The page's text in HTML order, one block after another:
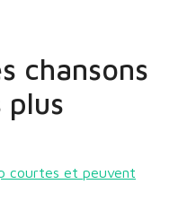
chansons
plus
courtes et peuvent